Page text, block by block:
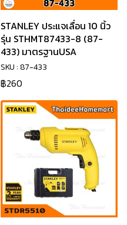
STANLEY ประแจเลื่อน 10 นิ้ว
รุ่น STHMT87433-8 (87-
433) มาตรฐานUSA
SKU : 87-433
฿260